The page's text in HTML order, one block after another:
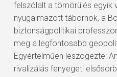
felszólalt a tömörülés egyik
nyugalmazott tábornok, a
biztonságpolitikai
meg a legfontosabb
Egyértelműen leszögezte:
rivalizálás fenyegeti